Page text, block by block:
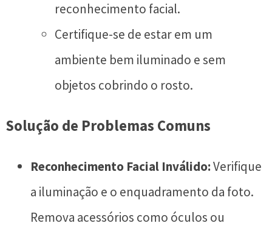
reconhecimento facial.
Certifique-se de estar em um
ambiente bem iluminado e sem
objetos cobrindo o rosto.
Solução de Problemas Comuns
Reconhecimento Facial Inválido:Verifique
a iluminação e o enquadramento da foto.
Remova acessórios como óculos ou